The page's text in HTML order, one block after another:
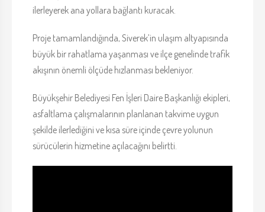
ilerleyerek ana yollara bağlantı kuracak.
Proje tamamlandığında, Siverek’in ulaşım altyapısında
büyük bir rahatlama yaşanması ve ilçe genelinde trafik
akışının önemli ölçüde hızlanması bekleniyor.
Büyükşehir Belediyesi Fen İşleri Daire Başkanlığı ekipleri,
asfaltlama çalışmalarının planlanan takvime uygun
şekilde ilerlediğini ve kısa süre içinde çevre yolunun
sürücülerin hizmetine açılacağını belirtti.